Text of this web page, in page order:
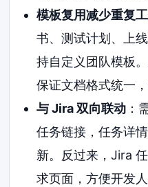
模板复用减少重复
书、测试计划、上
持自定义团队模板
保证文档格式统一
与 Jira 双向联动：
任务链接，任务详
新。反过来，Jira
求页面，方便开发